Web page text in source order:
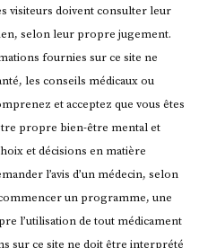
visiteurs doivent consulter leur
selon leur propre jugement.
fournies sur ce site ne
les conseils médicaux ou
et acceptez que vous êtes
propre bien-être mental et
et décisions en matière
l’avis d’un médecin, selon
un programme, une
l’utilisation de tout médicament
sur ce site ne doit être interprété